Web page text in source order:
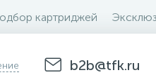
картриджей
b2b@tfk.ru